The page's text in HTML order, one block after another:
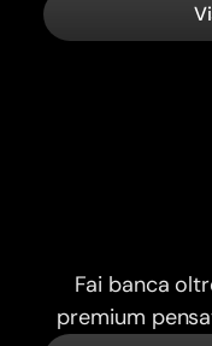
Fai banca
premium